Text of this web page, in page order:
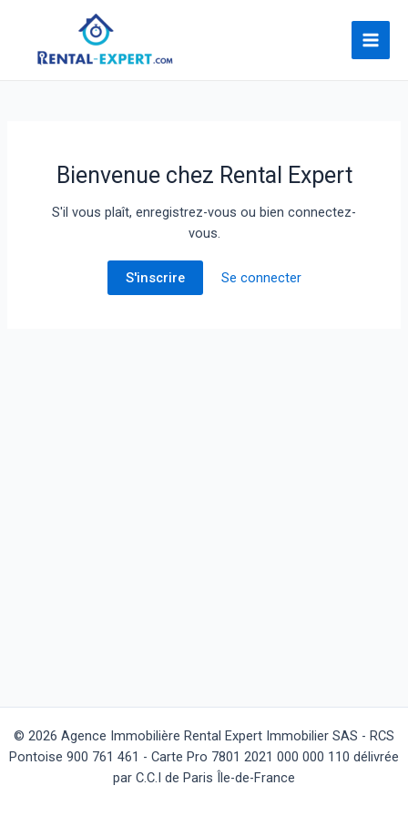
Bienvenue chez Rental Expert
S'il vous plaît, enregistrez-vous ou bien connectez-
vous.
S'inscrire Se connecter
© 2026 Agence Immobilière Rental Expert Immobilier SAS - RCS
Pontoise 900 761 461 - Carte Pro 7801 2021 000 000 110 délivrée
par C.C.I de Paris Île-de-France